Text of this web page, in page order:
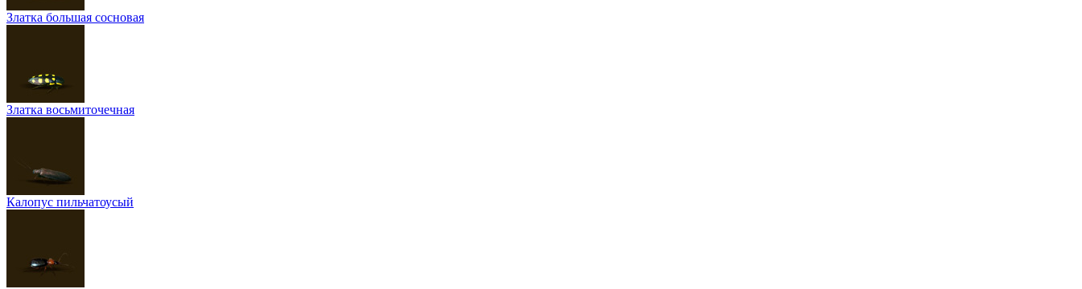
Златка большая сосновая
Златка восьмиточечная
Калопус пильчатоусый